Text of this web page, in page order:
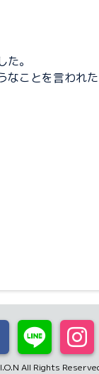
。
ことを言われ
All Rights